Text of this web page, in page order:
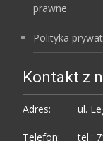
prawne
Polityka
Kontakt z
Adres: ul.
Telefon:
tel.: